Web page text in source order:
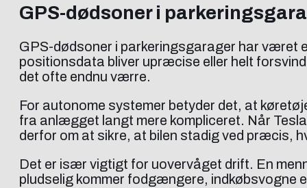
GPS-dødsoner i
GPS-dødsoner i parkeringsgarager har været
positionsdata bliver upræcise eller helt
det ofte endnu værre.
For autonome systemer betyder det, at
fra anlægget langt mere kompliceret. Når
derfor om at sikre, at bilen stadig ved præcis,
Det er især vigtigt for uovervåget drift. En
pludselig kommer fodgængere, indkøbsvogne